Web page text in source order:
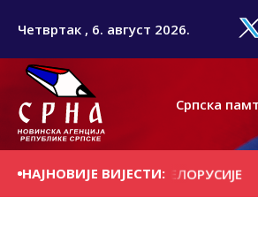
Четвртак , 6. август 2026.
Српска
НАЈНОВИЈЕ ВИЈЕСТИ:
ИЗ БЈЕЛОРУСИЈЕ ПОЧЕО